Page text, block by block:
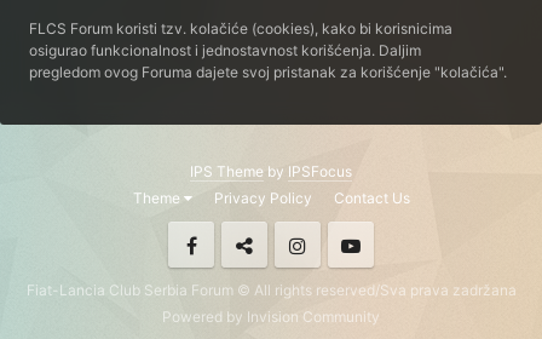
FLCS Forum koristi tzv. kolačiće (cookies), kako bi korisnicima
osigurao funkcionalnost i jednostavnost korišćenja. Daljim
pregledom ovog Foruma dajete svoj pristanak za korišćenje "kolačića".
IPS Theme by IPSFocus
Theme
Privacy Policy Contact Us
Fiat-Lancia Club Serbia Forum © All rights reserved/Sva prava zadržana
Powered by Invision Community